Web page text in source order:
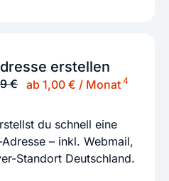
erstellen
€ ab 1,00 € / Monat4
du schnell eine
– inkl. Webmail,
Standort Deutschland.